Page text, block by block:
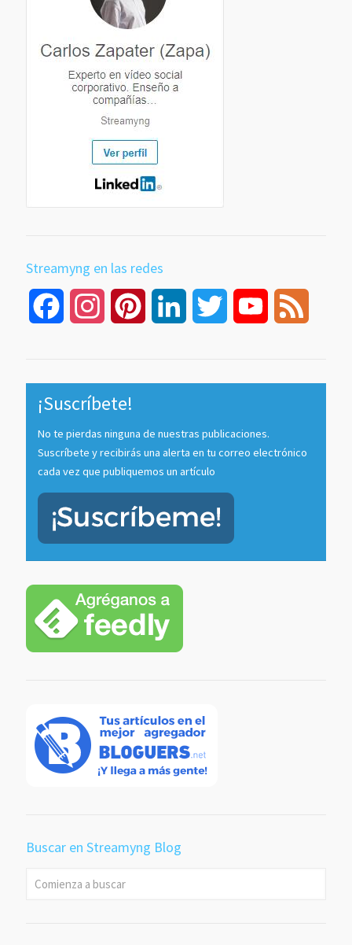
Streamyng en las redes
Facebook InstagramPinterest LinkedIn Twitter YouTube
¡Suscríbete!
No te pierdas ninguna de nuestras publicaciones.
Suscríbete y recibirás una alerta en tu correo electrónico
cada vez que publiquemos un artículo
Buscar en Streamyng Blog